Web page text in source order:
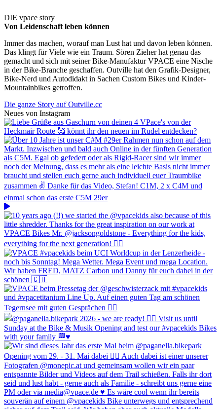
DIE vpace story
Von Leidenschaft leben können
Immer das machen, worauf man Lust hat und davon leben können.
Das klingt für Viele wie ein Traum. Sören Zieher hat genau das
gemacht und sich mit seiner Bike-Manufaktur VPACE eine Nische
in der Bike-Branche geschaffen. Outville hat den Grafik-Designer,
Bike-Nerd und Autodidakt in Sachen Custom Bikes und Kinder-
Mountainbikes getroffen.
Die ganze Story auf Outville.cc
Neues von Instagram